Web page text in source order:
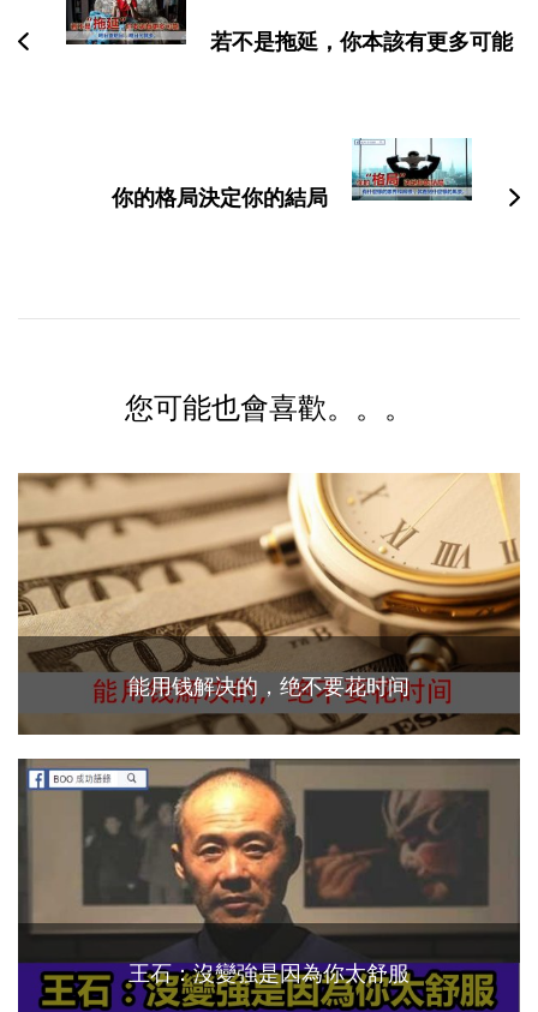
航
若不是拖延，你本該有更多可能
你的格局決定你的結局
您可能也會喜歡。。。
能用钱解决的，绝不要花时间
王石：沒變強是因為你太舒服